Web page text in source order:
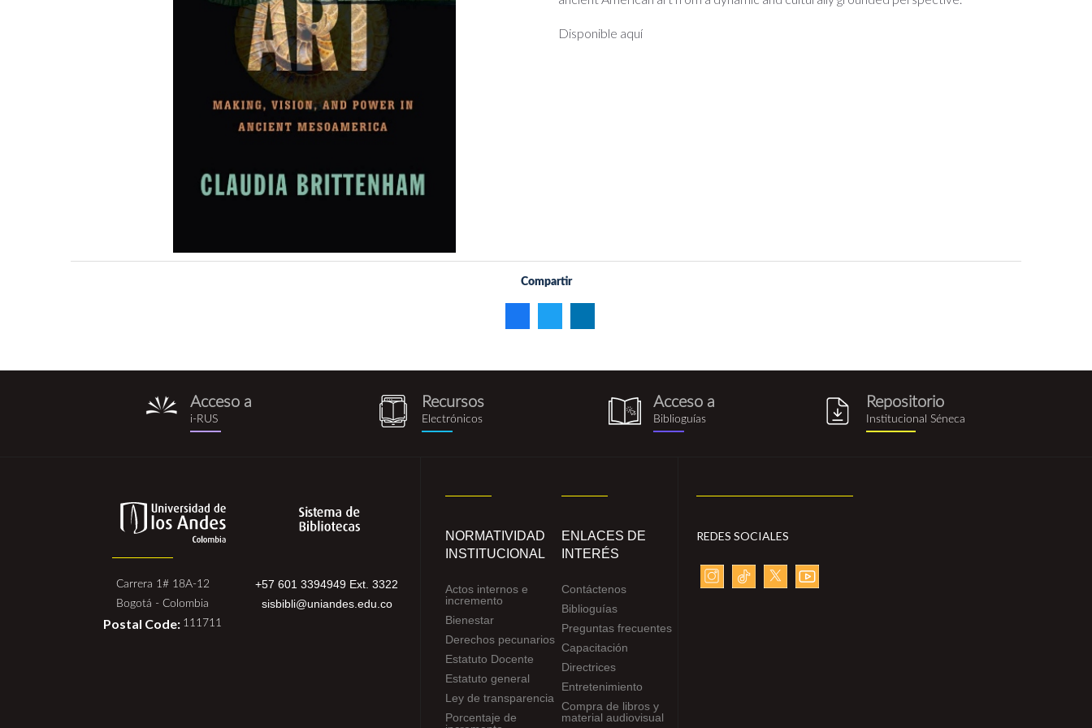
Disponible aquí
Compartir
i-
rus.png
Acceso a
i-RUS recursos_electronicos.png
Recursos
Electrónicos biblioguia.png
Acceso a
Biblioguías
Repositorio
Institucional Séneca
Carrera 1# 18A-12
Bogotá - Colombia
Postal Code: 111711
+57 601 3394949 Ext. 3322
sisbibli@uniandes.edu.co
NORMATIVIDAD
INSTITUCIONAL
Actos internos e
incremento
Bienestar
Derechos pecunarios
Estatuto Docente
Estatuto general
Ley de transparencia
Porcentaje de
ENLACES DE
INTERÉS
Contáctenos
Biblioguías
Preguntas frecuentes
Capacitación
Directrices
Entretenimiento
Compra de libros y
material audiovisual
REDES SOCIALES